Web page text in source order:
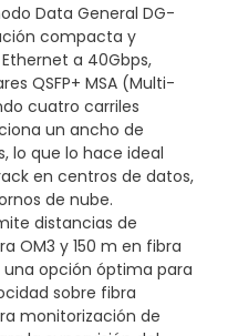
Data General DG-
compacta y
a 40Gbps,
QSFP+ MSA (Multi-
cuatro carriles
un ancho de
lo que lo hace ideal
en centros de datos,
de nube.
distancias de
OM3 y 150 m en fibra
opción óptima para
sobre fibra
monitorización de